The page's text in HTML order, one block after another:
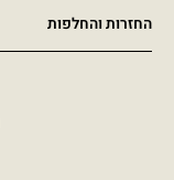
החזרות והחלפות